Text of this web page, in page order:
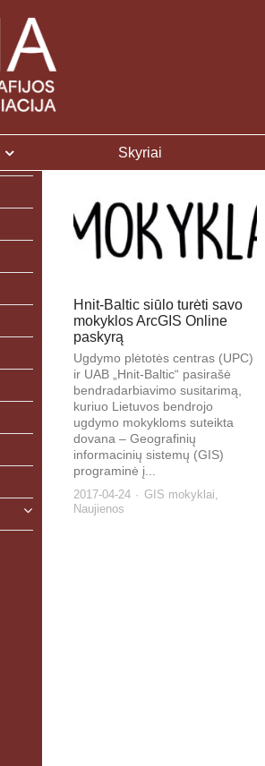
Skyriai
Hnit-Baltic siūlo turėti savo
mokyklos ArcGIS Online
paskyrą
Ugdymo plėtotės centras (UPC)
ir UAB „Hnit-Baltic“ pasirašė
bendradarbiavimo susitarimą,
kuriuo Lietuvos bendrojo
ugdymo mokykloms suteikta
dovana – Geografinių
informacinių sistemų (GIS)
programinė į...
2017-04-24 GIS mokyklai,
Naujienos